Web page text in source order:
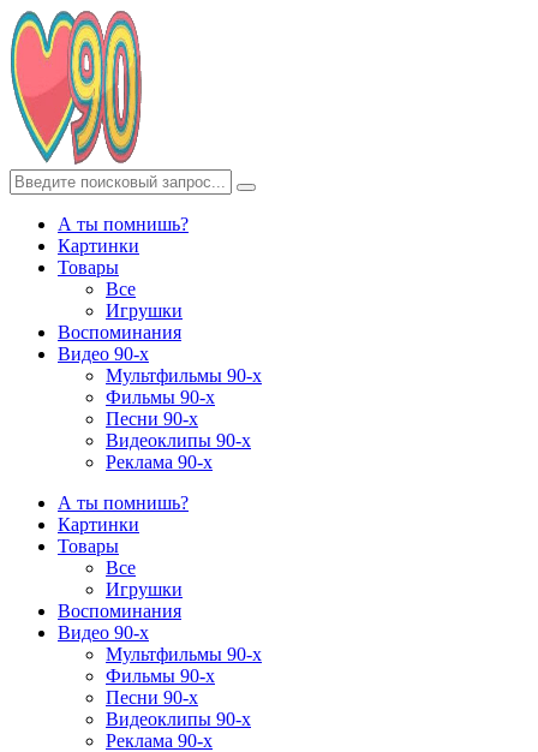
А ты помнишь?
Картинки
Товары
Все
Игрушки
Воспоминания
Видео 90-х
Мультфильмы 90-х
Фильмы 90-х
Песни 90-х
Видеоклипы 90-х
Реклама 90-х
А ты помнишь?
Картинки
Товары
Все
Игрушки
Воспоминания
Видео 90-х
Мультфильмы 90-х
Фильмы 90-х
Песни 90-х
Видеоклипы 90-х
Реклама 90-х